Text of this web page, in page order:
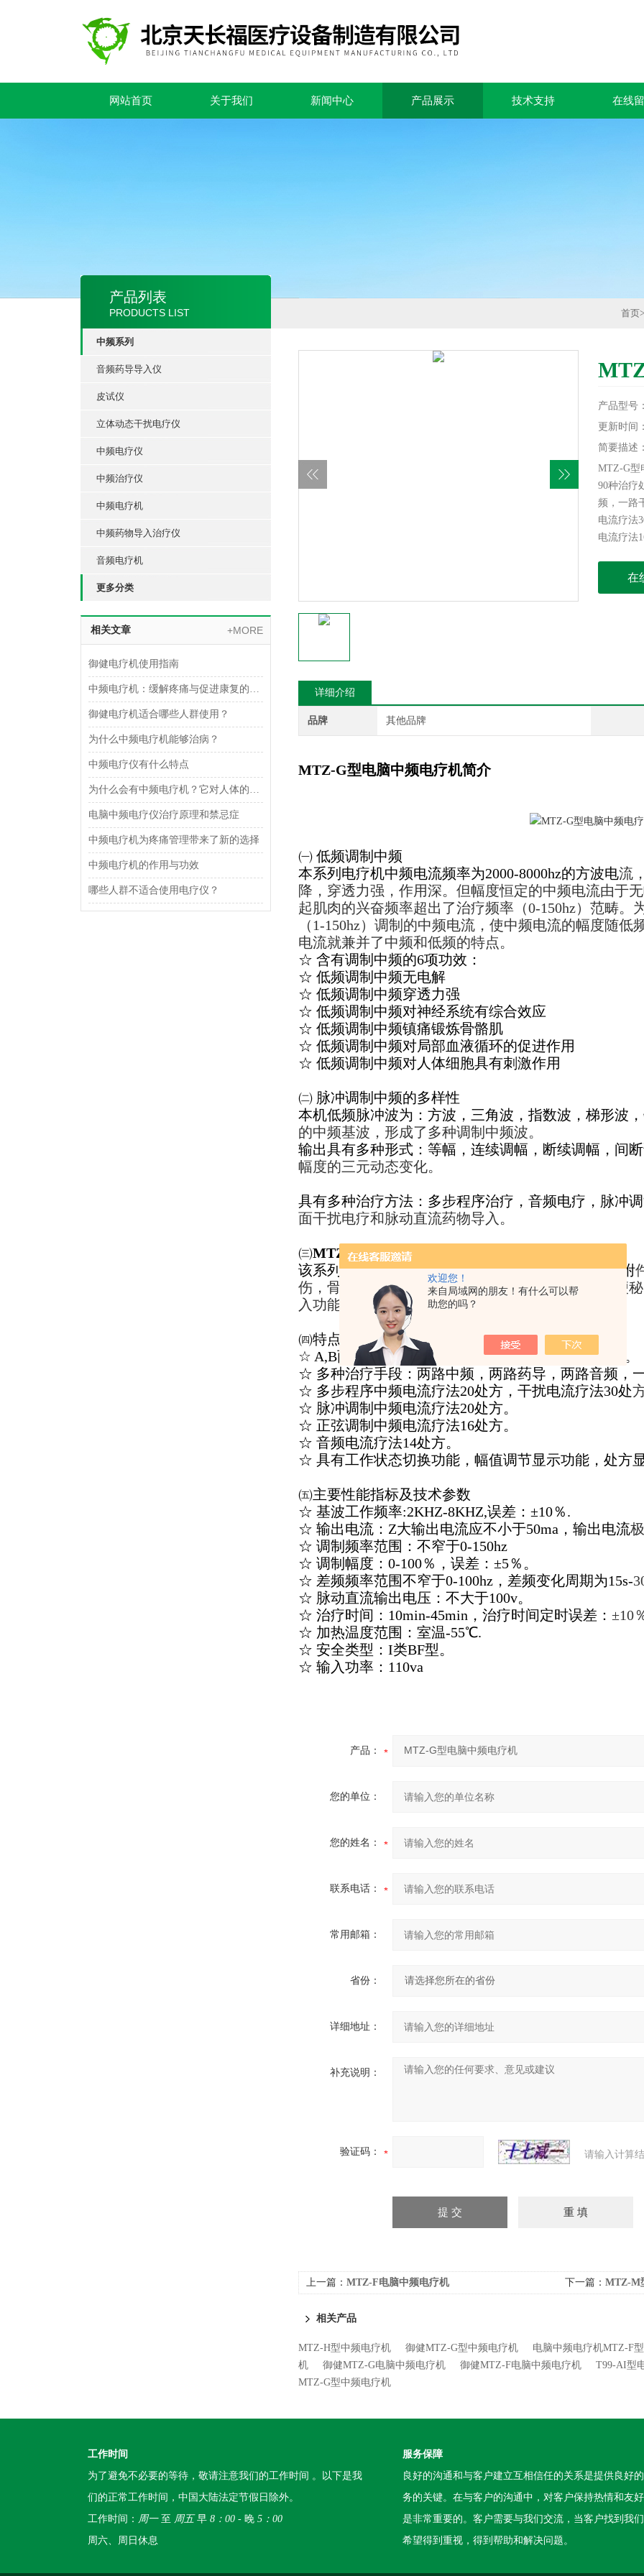
欢迎您！
来自局域网的朋友！有什么可以帮
助您的吗？
网站首页 关于我们 新闻中心 产品展示 技术支持 在线
产品列表
PRODUCTS LIST
中频系列
音频药导导入仪
皮试仪
立体动态干扰电疗仪
中频电疗仪
中频治疗仪
中频电疗机
中频药物导入治疗仪
音频电疗机
更多分类
相关文章 +MORE
御健电疗机使用指南
中频电疗机：缓解疼痛与促进康复的有效手段
御健电疗机适合哪些人群使用？
为什么中频电疗机能够治病？
中频电疗仪有什么特点
为什么会有中频电疗机？它对人体的好处体现在哪？
电脑中频电疗仪治疗原理和禁忌症
中频电疗机为疼痛管理带来了新的选择
中频电疗机的作用与功效
哪些人群不适合使用电疗仪？
首页>
产品型号
更新时间
简要描述
MTZ-G型
90种治疗
频，一路
电流疗法
电流疗法
在
详细介绍
品牌 其他品牌
MTZ-G型电脑中频电疗机简介
㈠ 低频调制中频
本系列电疗机中频电流频率为2000-8000hz的方波电流
降，穿透力强，作用深。但幅度恒定的中频电流由于
起肌肉的兴奋频率超出了治疗频率（0-150hz）范畴。
（1-150hz）调制的中频电流，使中频电流的幅度随
电流就兼并了中频和低频的特点。
☆ 含有调制中频的6项功效：
☆ 低频调制中频无电解
☆ 低频调制中频穿透力强
☆ 低频调制中频对神经系统有综合效应
☆ 低频调制中频镇痛锻炼骨骼肌
☆ 低频调制中频对局部血液循环的促进作用
☆ 低频调制中频对人体细胞具有刺激作用
㈡ 脉冲调制中频的多样性
本机低频脉冲波为：方波，三角波，指数波，梯形波，
的中频基波，形成了多种调制中频波。
输出具有多种形式：等幅，连续调幅，断续调幅，间断
幅度的三元动态变化。
具有多种治疗方法：多步程序治疗，音频电疗，脉冲调
面干扰电疗和脉动直流药物导入。
㈢MTZ-G型电脑中频电疗机
该系列产品对软组织损伤，椎肩腰腿疼，盆腔yan，附
伤，骨关节病具有镇痛，消炎作用，缓解胃下垂，便
入功能。
㈣特点
☆ A,B两个通道同步／异步输出，内置90种治疗处方。
☆ 多种治疗手段：两路中频，两路药导，两路音频，
☆ 多步程序中频电流疗法20处方，干扰电流疗法30处
☆ 脉冲调制中频电流疗法20处方。
☆ 正弦调制中频电流疗法16处方。
☆ 音频电流疗法14处方。
☆ 具有工作状态切换功能，幅值调节显示功能，处方
㈤主要性能指标及技术参数
☆ 基波工作频率:2KHZ-8KHZ,误差：±10％.
☆ 输出电流：Z大输出电流应不小于50ma，输出电流
☆ 调制频率范围：不窄于0-150hz
☆ 调制幅度：0-100％，误差：±5％。
☆ 差频频率范围不窄于0-100hz，差频变化周期为15s-
☆ 脉动直流输出电压：不大于100v。
☆ 治疗时间：10min-45min，治疗时间定时误差： ±10
☆ 加热温度范围：室温-55℃.
☆ 安全类型：I类BF型。
☆ 输入功率：110va
产品：
您的单位：
您的姓名：
联系电话：
常用邮箱：
省份：
详细地址：
补充说明：
验证码： 请输入计算
上一篇： MTZ-F电脑中频电疗机 下一篇： MTZ-M
相关产品
MTZ-H型中频电疗机 御健MTZ-G型中频电疗机
电脑中频电疗机MTZ-F型
机
御健MTZ-G电脑中频电疗机 御健MTZ-F电脑中频电疗机
T99-AI型
MTZ-G型中频电疗机
工作时间
为了避免不必要的等待，敬请注意我们的工作时间 。以下是我
们的正常工作时间，中国大陆法定节假日除外。
工作时间： 周一至 周五早 8：00 - 晚 5：00
周六、周日休息
服务保障
良好的沟通和与客户建立互相信任的关系是提供良好
务的关键。在与客户的沟通中，对客户保持热情和友
是非常重要的。客户需要与我们交流，当客户找到我
希望得到重视，得到帮助和解决问题。